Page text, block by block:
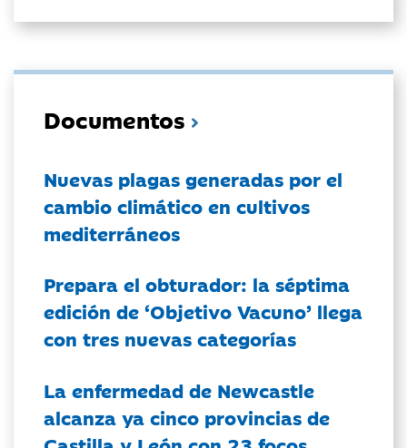
Documentos
Nuevas plagas generadas por el
cambio climático en cultivos
mediterráneos
Prepara el obturador: la séptima
edición de ‘Objetivo Vacuno’ llega
con tres nuevas categorías
La enfermedad de Newcastle
alcanza ya cinco provincias de